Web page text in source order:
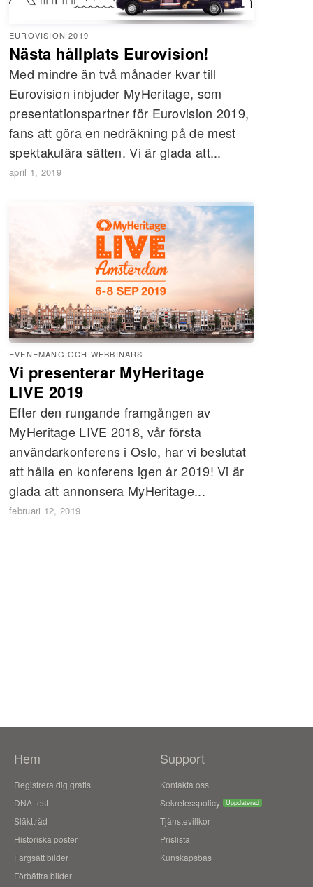
EUROVISION 2019
Nästa hållplats Eurovision!
Med mindre än två månader kvar till
Eurovision inbjuder MyHeritage, som
presentationspartner för Eurovision 2019,
fans att göra en nedräkning på de mest
spektakulära sätten. Vi är glada att...
april 1, 2019
EVENEMANG OCH WEBBINARS
Vi presenterar MyHeritage
LIVE 2019
Efter den rungande framgången av
MyHeritage LIVE 2018, vår första
användarkonferens i Oslo, har vi beslutat
att hålla en konferens igen år 2019! Vi är
glada att annonsera MyHeritage...
februari 12, 2019
Hem
Registrera dig gratis
DNA-test
Släktträd
Historiska poster
Färgsätt bilder
Förbättra bilder
Support
Kontakta oss
Sekretesspolicy
Uppdaterad
Tjänstevillkor
Prislista
Kunskapsbas